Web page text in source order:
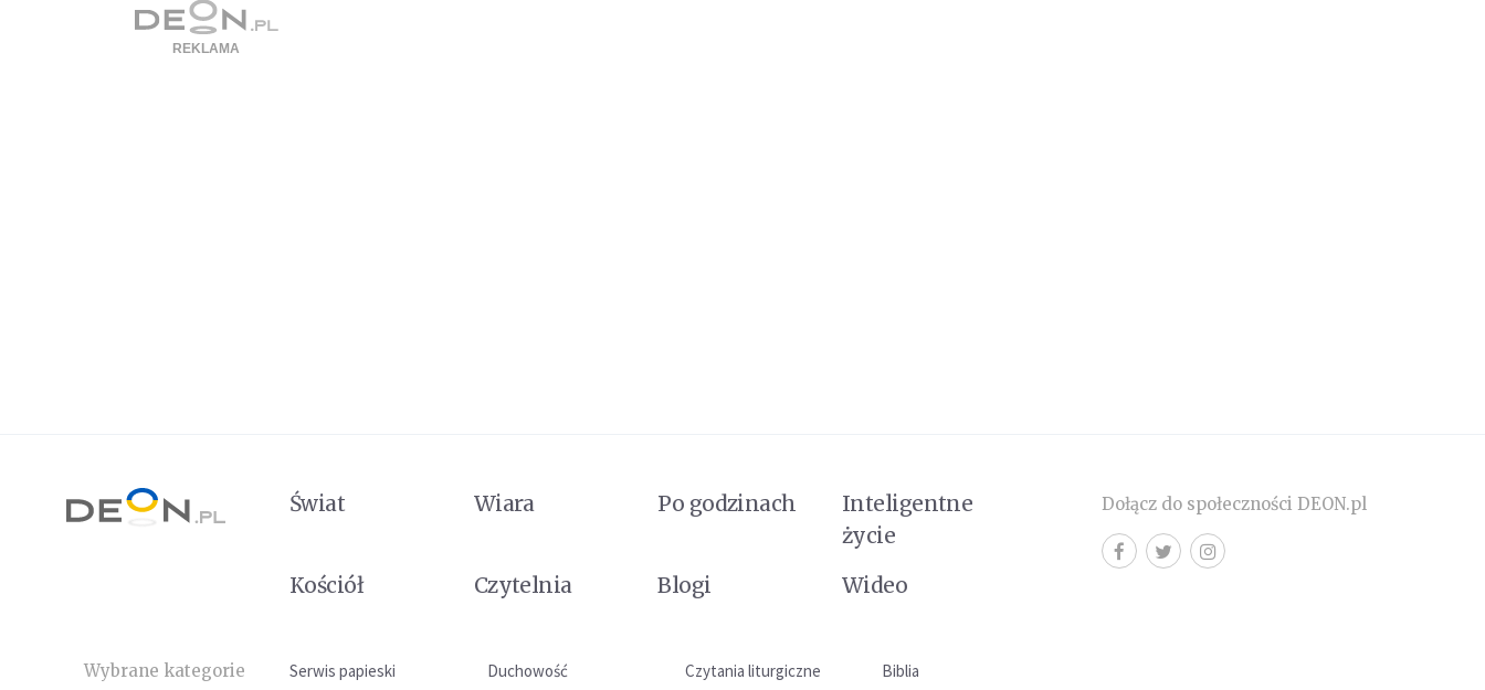
Świat Wiara Po godzinach
Inteligentne
życie
Kościół
Czytelnia Blogi Wideo
Wybrane kategorie Serwis papieski Duchowość Czytania liturgiczne Biblia
Dołącz do społeczności DEON.pl